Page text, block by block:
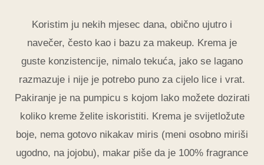
Koristim ju nekih mjesec dana, obično ujutro i
navečer, često kao i bazu za makeup. Krema je
guste konzistencije, nimalo tekuća, jako se lagano
razmazuje i nije je potrebo puno za cijelo lice i vrat.
Pakiranje je na pumpicu s kojom lako možete dozirati
koliko kreme želite iskoristiti. Krema je svijetložute
boje, nema gotovo nikakav miris (meni osobno miriši
ugodno, na jojobu), makar piše da je 100% fragrance